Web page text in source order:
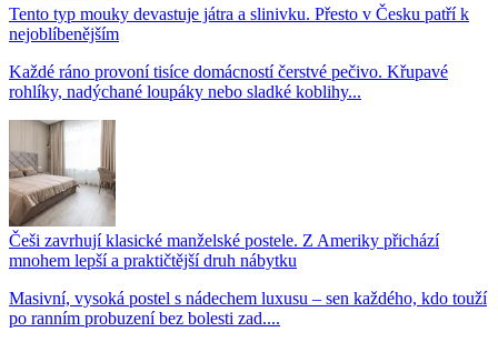
Tento typ mouky devastuje játra a slinivku. Přesto v Česku patří k
nejoblíbenějším
Každé ráno provoní tisíce domácností čerstvé pečivo. Křupavé
rohlíky, nadýchané loupáky nebo sladké koblihy...
Češi zavrhují klasické manželské postele. Z Ameriky přichází
mnohem lepší a praktičtější druh nábytku
Masivní, vysoká postel s nádechem luxusu – sen každého, kdo touží
po ranním probuzení bez bolesti zad....